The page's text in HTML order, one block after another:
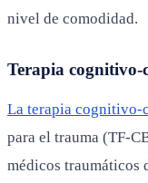
nivel de comodidad.
Terapia cognitivo-
La terapia cognitivo-
para el trauma (TF-
médicos traumáticos